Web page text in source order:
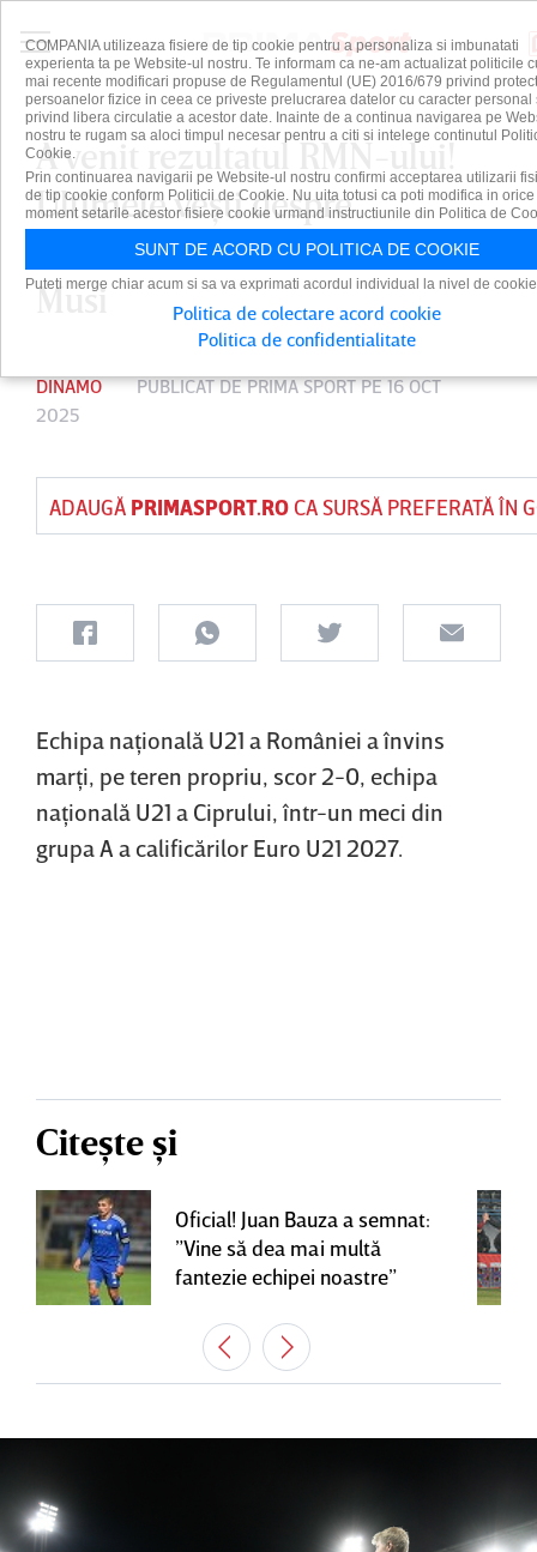
A venit rezultatul RMN-ului!
Ultimele veşti despre
accidentarea lui Alexandru
Musi
DINAMO PUBLICAT DEPRIMA SPORTPE 16 OCT
2025
ADAUGĂ PRIMASPORT.ROCA SURSĂ PREFERATĂ ÎN
Echipa naţională U21 a României a învins
marţi, pe teren propriu, scor 2-0, echipa
naţională U21 a Ciprului, într-un meci din
grupa A a calificărilor Euro U21 2027.
Citește și
Oficial! Juan Bauza a semnat:
”Vine să dea mai multă
fantezie echipei noastre”
COMPANIA utilizeaza fisiere de tip cookie pentru a personaliza si imbunatati
experienta ta pe Website-ul nostru. Te informam ca ne-am actualizat politicile
mai recente modificari propuse de Regulamentul (UE) 2016/679 privind
persoanelor fizice in ceea ce priveste prelucrarea datelor cu caracter personal
privind libera circulatie a acestor date. Inainte de a continua navigarea pe
nostru te rugam sa aloci timpul necesar pentru a citi si intelege continutul
Cookie.
Prin continuarea navigarii pe Website-ul nostru confirmi acceptarea utilizarii
de tip cookie conform Politicii de Cookie. Nu uita totusi ca poti modifica in orice
moment setarile acestor fisiere cookie urmand instructiunile din Politica de
SUNT DE ACORD CU POLITICA DE COOKIE
Puteti merge chiar acum si sa va exprimati acordul individual la nivel de
Politica de colectare acord cookie
Politica de confidentialitate